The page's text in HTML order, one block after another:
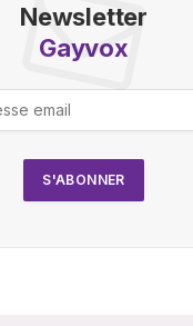
Newsletter
Gayvox